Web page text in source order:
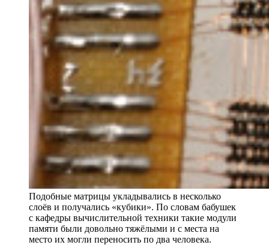
Подобные матрицы укладывались в несколько
слоёв и получались «кубики». По словам бабушек
с кафедры вычислительной техники такие модули
памяти были довольно тяжёлыми и с места на
место их могли переносить по два человека.